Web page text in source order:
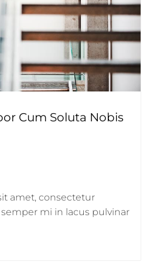
Cum Soluta Nobis
amet, consectetur
mi in lacus pulvinar